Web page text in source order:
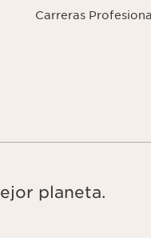
Carreras
planeta.